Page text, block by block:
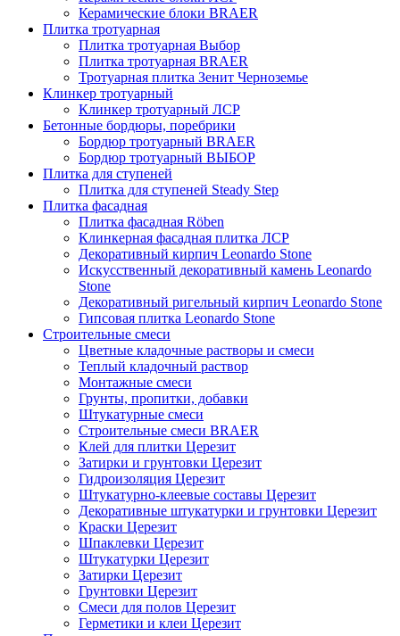
Керамические блоки BRAER
Плитка тротуарная
Плитка тротуарная Выбор
Плитка тротуарная BRAER
Тротуарная плитка Зенит Черноземье
Клинкер тротуарный
Клинкер тротуарный ЛСР
Бетонные бордюры, поребрики
Бордюр тротуарный BRAER
Бордюр тротуарный ВЫБОР
Плитка для ступеней
Плитка для ступеней Steady Step
Плитка фасадная
Плитка фасадная Röben
Клинкерная фасадная плитка ЛСР
Декоративный кирпич Leonardo Stone
Искусственный декоративный камень Leonardo
Stone
Декоративный ригельный кирпич Leonardo Stone
Гипсовая плитка Leonardo Stone
Строительные смеси
Цветные кладочные растворы и смеси
Теплый кладочный раствор
Монтажные смеси
Грунты, пропитки, добавки
Штукатурные смеси
Строительные смеси BRAER
Клей для плитки Церезит
Затирки и грунтовки Церезит
Гидроизоляция Церезит
Штукатурно-клеевые составы Церезит
Декоративные штукатурки и грунтовки Церезит
Краски Церезит
Шпаклевки Церезит
Штукатурки Церезит
Затирки Церезит
Грунтовки Церезит
Смеси для полов Церезит
Герметики и клеи Церезит